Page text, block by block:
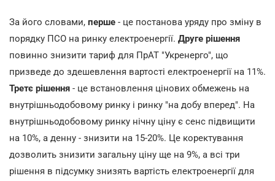
За його словами, перше - це постанова уряду про зміну в
порядку ПСО на ринку електроенергії. Друге рішення
повинно знизити тариф для ПрАТ "Укренерго", що
призведе до здешевлення вартості електроенергії на 11%.
Третє рішення - це встановлення цінових обмежень на
внутрішньодобовому ринку і ринку "на добу вперед". На
внутрішньодобовому ринку нічну ціну є сенс підвищити
на 10%, а денну - знизити на 15-20%. Це коректування
дозволить знизити загальну ціну ще на 9%, а всі три
рішення в підсумку знизять вартість електроенергії для